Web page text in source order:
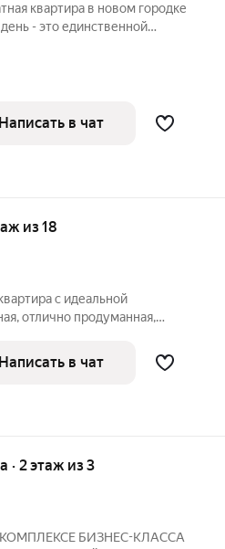
квартира в новом городке
- это единственной
5,8 метра. Расположение
Написать в чат
из 18
с идеальной
отлично продуманная,
или человека, ценящего
Написать в чат
· 2 этаж из 3
БИЗНЕС-КЛАССА